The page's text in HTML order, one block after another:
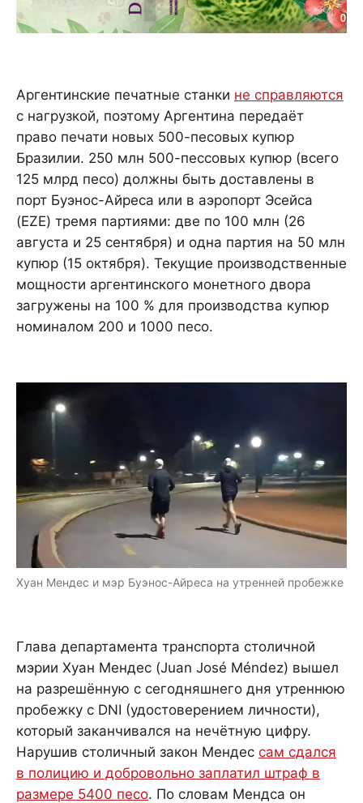
Аргентинские печатные станки не справляются
с нагрузкой, поэтому Аргентина передаёт
право печати новых 500-песовых купюр
Бразилии. 250 млн 500-пессовых купюр (всего
125 млрд песо) должны быть доставлены в
порт Буэнос-Айреса или в аэропорт Эсейса
(EZE) тремя партиями: две по 100 млн (26
августа и 25 сентября) и одна партия на 50 млн
купюр (15 октября). Текущие производственные
мощности аргентинского монетного двора
загружены на 100 % для производства купюр
номиналом 200 и 1000 песо.
Хуан Мендес и мэр Буэнос-Айреса на утренней пробежке
Глава департамента транспорта столичной
мэрии Хуан Мендес (Juan José Méndez) вышел
на разрешённую с сегодняшнего дня утреннюю
пробежку с DNI (удостоверением личности),
который заканчивался на нечётную цифру.
Нарушив столичный закон Мендес сам сдался
в полицию и добровольно заплатил штраф в
размере 5400 песо. По словам Мендса он